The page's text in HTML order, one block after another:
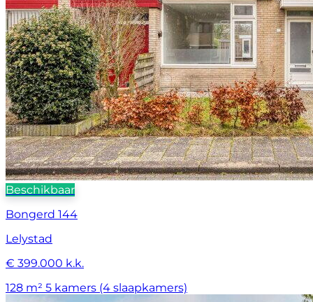
Beschikbaar
Bongerd 144
Lelystad
€ 399.000 k.k.
128 m² 5 kamers (4 slaapkamers)